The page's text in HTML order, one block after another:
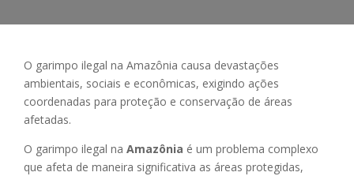
O garimpo ilegal na Amazônia causa devastações
ambientais, sociais e econômicas, exigindo ações
coordenadas para proteção e conservação de áreas
afetadas.
O garimpo ilegal na Amazônia é um problema complexo
que afeta de maneira significativa as áreas protegidas,